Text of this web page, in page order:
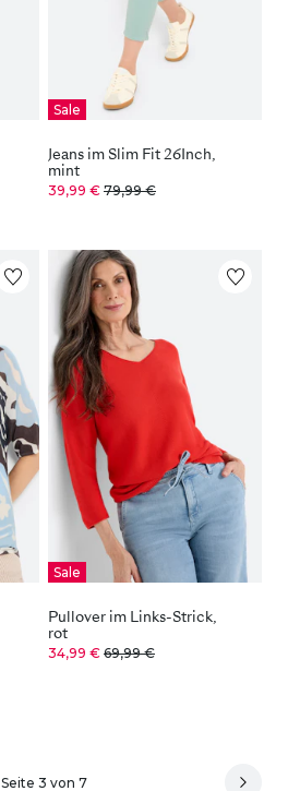
Sale
Jeans im Slim Fit 26Inch,
mint
39,99 € 79,99 €
Sale
Pullover im Links-Strick,
rot
34,99 € 69,99 €
Seite 3 von 7